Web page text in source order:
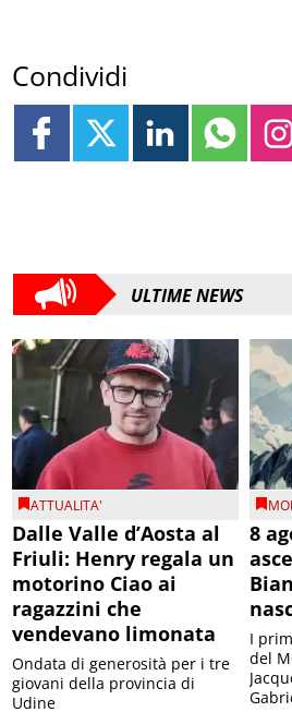
Condividi
ULTIME NEWS
ATTUALITA'
Dalle Valle d’Aosta al
Friuli: Henry regala un
motorino Ciao ai
ragazzini che
vendevano limonata
Ondata di generosità per i tre
giovani della provincia di
Udine
8
I
del